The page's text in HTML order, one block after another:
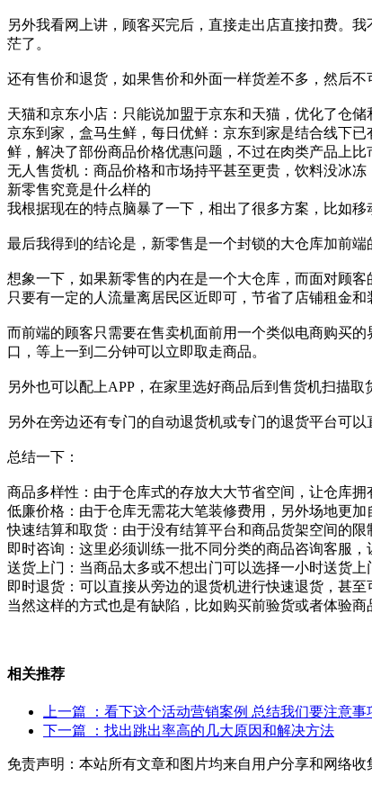
另外我看网上讲，顾客买完后，直接走出店直接扣费。
茫了。
还有售价和退货，如果售价和外面一样货差不多，然后
天猫和京东小店：只能说加盟于京东和天猫，优化了仓
京东到家，盒马生鲜，每日优鲜：京东到家是结合线下
鲜，解决了部份商品价格优惠问题，不过在肉类产品上比
无人售货机：商品价格和市场持平甚至更贵，饮料没冰冻
新零售究竟是什么样的
我根据现在的特点脑暴了一下，相出了很多方案，比如
最后我得到的结论是，新零售是一个封锁的大仓库加前端
想象一下，如果新零售的内在是一个大仓库，而面对顾
只要有一定的人流量离居民区近即可，节省了店铺租金和
而前端的顾客只需要在售卖机面前用一个类似电商购买
口，等上一到二分钟可以立即取走商品。
另外也可以配上APP，在家里选好商品后到售货机扫描
另外在旁边还有专门的自动退货机或专门的退货平台可以
总结一下：
商品多样性：由于仓库式的存放大大节省空间，让仓库
低廉价格：由于仓库无需花大笔装修费用，另外场地更
快速结算和取货：由于没有结算平台和商品货架空间的
即时咨询：这里必须训练一批不同分类的商品咨询客服
送货上门：当商品太多或不想出门可以选择一小时送货上
即时退货：可以直接从旁边的退货机进行快速退货，甚至
当然这样的方式也是有缺陷，比如购买前验货或者体验
相关推荐
上一篇
：看下这个活动营销案例 总结我们要注意事
下一篇
：找出跳出率高的几大原因和解决方法
免责声明：本站所有文章和图片均来自用户分享和网络